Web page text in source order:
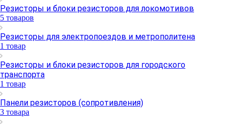
Резисторы и блоки резисторов для локомотивов
5 товаров
Резисторы для электропоездов и метрополитена
1 товар
Резисторы и блоки резисторов для городского
транспорта
1 товар
Панели резисторов (сопротивления)
3 товара